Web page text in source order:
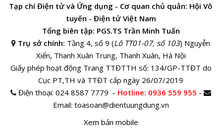
Tạp chí Điện tử và Ứng dụng - Cơ quan chủ quản: Hội Vô
tuyến - Điện tử Việt Nam
Tổng biên tập: PGS.TS Trần Minh Tuấn
Trụ sở chính: Tầng 4, số 9 (Lô TT01-07, số 103) Nguyễn
Xiển, Thanh Xuân Trung, Thanh Xuân, Hà Nội
Giấy phép hoạt động Trang TTĐTTH số: 134/GP-TTĐT do
Cục PT,TH và TTĐT cấp ngày 26/07/2019
Điện thoại:024 8587 7779 - Hotline: 0936 559 955 -
Email: toasoan@dientuungdung.vn
Xem bản mobile